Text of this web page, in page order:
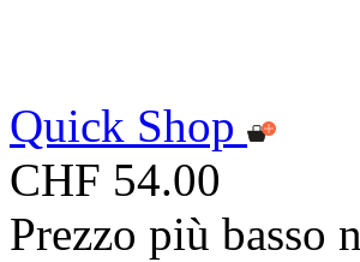
Quick Shop
CHF 54.00
Prezzo più